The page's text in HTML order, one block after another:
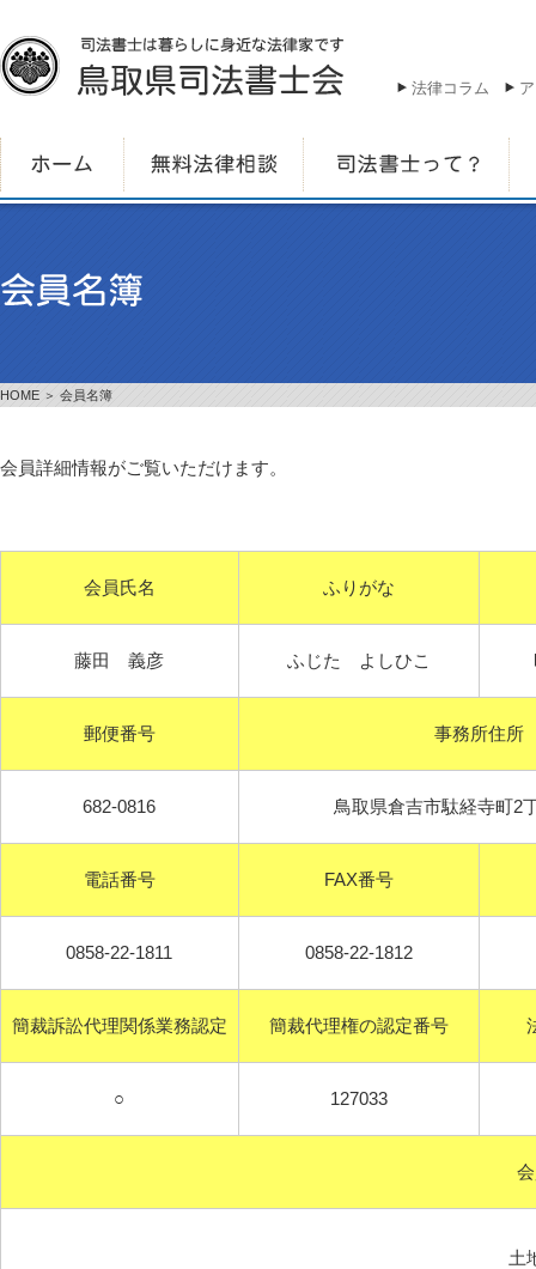
法律コラム
HOME ＞ 会員名簿
会員詳細情報がご覧いただけます。
会員氏名 ふりがな
藤田 義彦 ふじた よしひこ
郵便番号 事務所住所
682-0816 鳥取県倉吉市駄経寺町2
電話番号 FAX番号
0858-22-1811 0858-22-1812
簡裁訴訟代理関係業務認定 簡裁代理権の認定番号
○ 127033
土地